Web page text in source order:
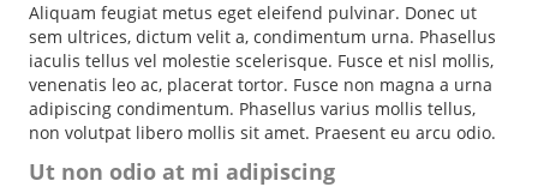
Aliquam feugiat metus eget eleifend pulvinar. Donec ut
sem ultrices, dictum velit a, condimentum urna. Phasellus
iaculis tellus vel molestie scelerisque. Fusce et nisl mollis,
venenatis leo ac, placerat tortor. Fusce non magna a urna
adipiscing condimentum. Phasellus varius mollis tellus,
non volutpat libero mollis sit amet. Praesent eu arcu odio.
Ut non odio at mi adipiscing